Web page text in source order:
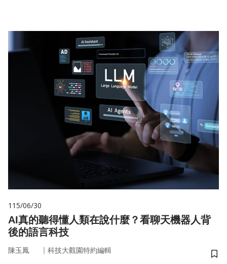
115/06/30
AI真的聽得懂人類在說什麼？看聊天機器人背
後的語言科技
陳玉鳳 ｜ 科技大觀園特約編輯
儲